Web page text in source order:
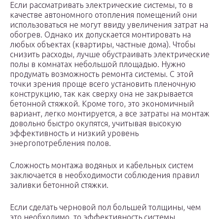
Если рассматривать электрические системы, то в
качестве автономного отопления помещений они
использоваться не могут ввиду увеличения затрат на
обогрев. Однако их допускается монтировать на
любых объектах (квартиры, частные дома). Чтобы
снизить расходы, лучше обустраивать электрические
полы в комнатах небольшой площадью. Нужно
продумать возможность ремонта системы. С этой
точки зрения проще всего установить пленочную
конструкцию, так как сверху она не закрывается
бетонной стяжкой. Кроме того, это экономичный
вариант, легко монтируется, а все затраты на монтаж
довольно быстро окупятся, учитывая высокую
эффективность и низкий уровень
энергопотребления полов.
Сложность монтажа водяных и кабельных систем
заключается в необходимости соблюдения правил
заливки бетонной стяжки.
Если сделать черновой пол большей толщины, чем
это необходимо, то эффективность системы